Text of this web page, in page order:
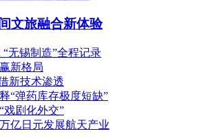
文旅融合新体验
“无锡制造”全程记录
新格局
新技术渗透
“弹药库存极度短缺”
戏剧化外交”
亿日元发展航天产业